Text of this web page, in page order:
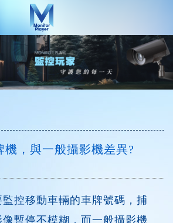
機，與一般攝影機差異?
控移動車輛的車牌號碼，捕
暫停不模糊，而一般攝影機